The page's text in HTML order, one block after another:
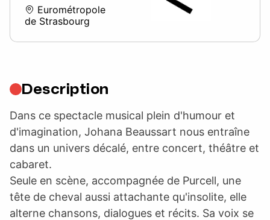
Eurométropole
de Strasbourg
Description
Dans ce spectacle musical plein d'humour et
d'imagination, Johana Beaussart nous entraîne
dans un univers décalé, entre concert, théâtre et
cabaret.
Seule en scène, accompagnée de Purcell, une
tête de cheval aussi attachante qu'insolite, elle
alterne chansons, dialogues et récits. Sa voix se